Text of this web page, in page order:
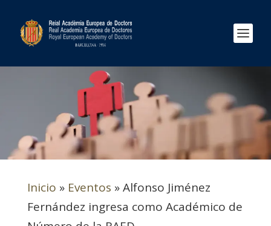
Inicio » Eventos »Alfonso Jiménez
Fernández ingresa como Académico de